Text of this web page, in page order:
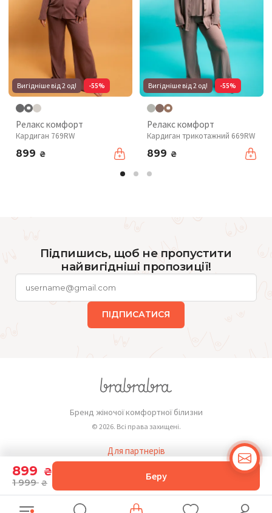
899 ₴
1 999 ₴
Беру
Вигідніше від 2 од! -55%
Релакс комфорт
Кардиган 769RW
899 ₴
Вигідніше від 2 од! -55%
Релакс комфорт
Кардиган трикотажний 669RW
899 ₴
Підпишись, щоб не пропустити
найвигідніші пропозиції!
ПІДПИСАТИСЯ
Бренд жіночої комфортної білизни
© 2026. Всі права захищені.
Для партнерів